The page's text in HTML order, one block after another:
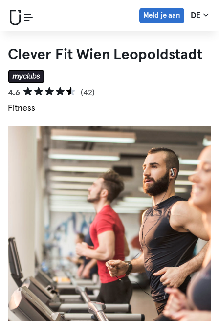
Meld je aan DE
Clever Fit Wien Leopoldstadt
4.6
(42)
Fitness